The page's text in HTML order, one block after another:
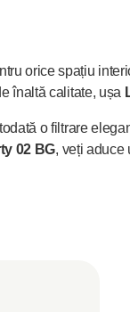
orice spațiu
înaltă calitate, ușa
o filtrare
02 BG, veți aduce